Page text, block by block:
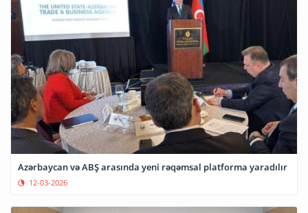
Azərbaycan və ABŞ arasında yeni rəqəmsal platforma yaradılır
12-03-2026